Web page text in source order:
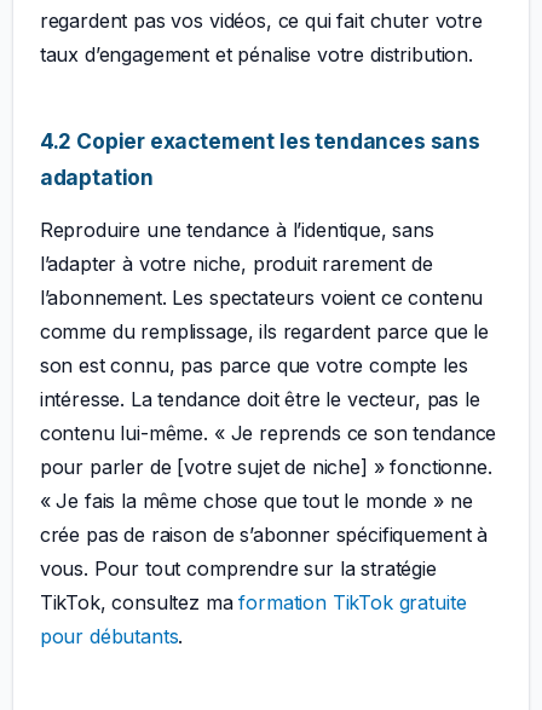
regardent pas vos vidéos, ce qui fait chuter votre
taux d’engagement et pénalise votre distribution.
4.2 Copier exactement les tendances sans
adaptation
Reproduire une tendance à l’identique, sans
l’adapter à votre niche, produit rarement de
l’abonnement. Les spectateurs voient ce contenu
comme du remplissage, ils regardent parce que le
son est connu, pas parce que votre compte les
intéresse. La tendance doit être le vecteur, pas le
contenu lui-même. « Je reprends ce son tendance
pour parler de [votre sujet de niche] » fonctionne.
« Je fais la même chose que tout le monde » ne
crée pas de raison de s’abonner spécifiquement à
vous. Pour tout comprendre sur la stratégie
TikTok, consultez maformation TikTok gratuite
pour débutants.